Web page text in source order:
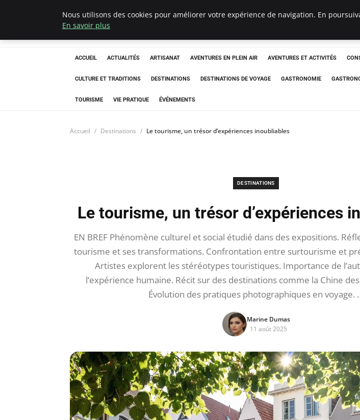
Correze Co
ACCUEIL ACTUALITÉS ARTISANAT AVENTURES EN PLEIN AIR AVENTURES ET ACTIVITÉS
CULTURE ET TRADITIONS DESTINATIONS DESTINATIONS DE VOYAGE GASTRONOMIE
TOURISME VIE PRATIQUE ÉVÉNEMENTS
Accueil Destinations Le tourisme, un trésor d’expériences inoubliables
DESTINATIONS
Le tourisme, un trésor d’expériences
EN BREF Phénomène culturel et social étudié dans des expositions.
tourisme et ses transformations. Confrontation entre surtourisme et
Artistes explorent les stéréotypes touristiques. Importance de
l’expérience humaine. Récit sur des destinations comme la Chine des
Évolution des pratiques photographiques en voyage.
Marine Dumas
11 août 2025
Nous utilisons des cookies pour améliorer votre expérience de navigation. En
En savoir plus